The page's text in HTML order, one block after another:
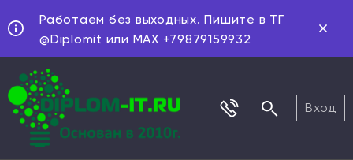
Работаем без выходных. Пишите в ТГ
@Diplomit или MAX +79879159932
Вход